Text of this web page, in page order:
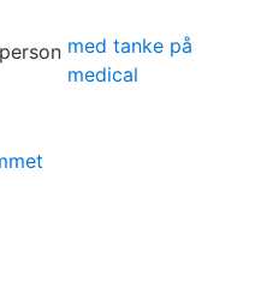
med tanke på
medical